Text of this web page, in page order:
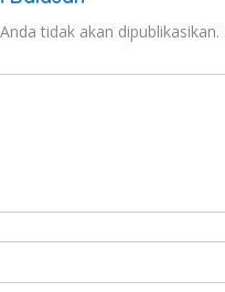
tidak akan dipublikasikan.